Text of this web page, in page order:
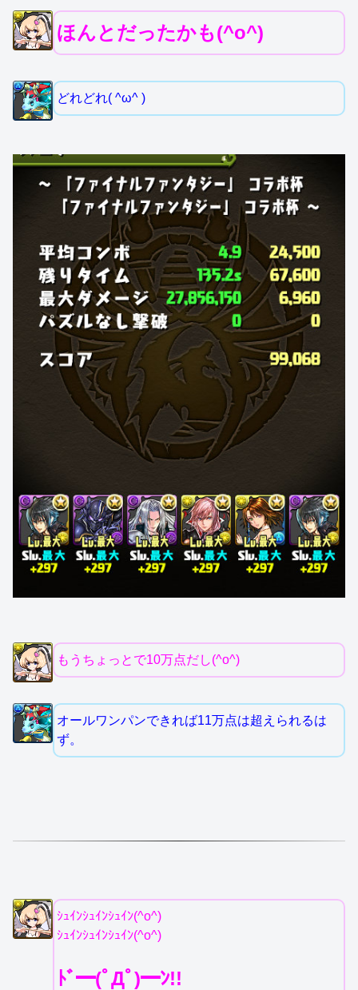
ほんとだったかも(^o^)
どれどれ( ^ω^ )
もうちょっとで10万点だし(^o^)
オールワンパンできれば11万点は超えられるは
ず。
ｼｭｲﾝｼｭｲﾝｼｭｲﾝ(^o^)
ｼｭｲﾝｼｭｲﾝｼｭｲﾝ(^o^)
ﾄﾞ━(ﾟДﾟ)━ﾝ!!